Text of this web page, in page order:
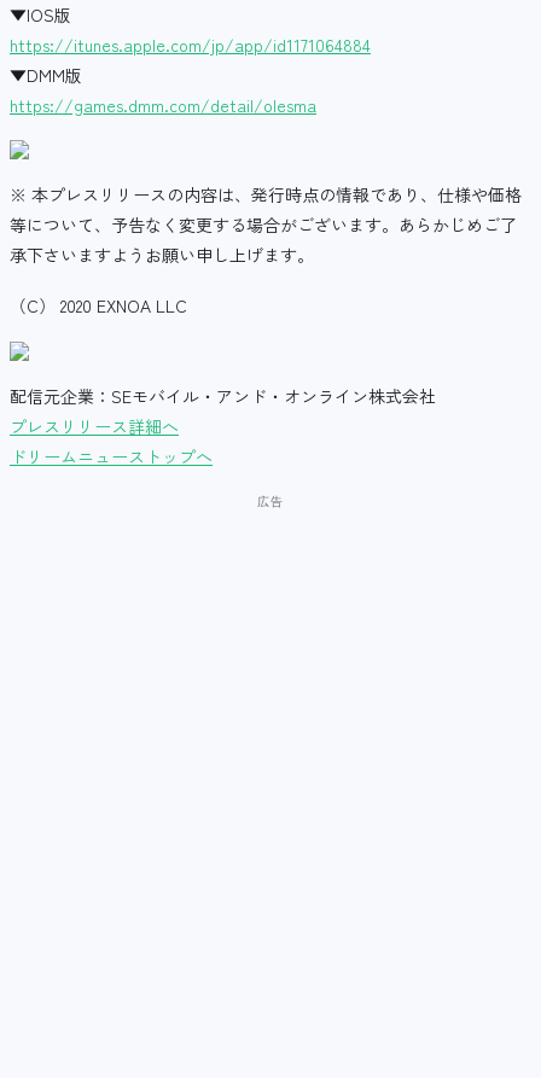
▼IOS版
https://itunes.apple.com/jp/app/id1171064884
▼DMM版
https://games.dmm.com/detail/olesma
※ 本プレスリリースの内容は、発行時点の情報であり、仕様や価格
等について、予告なく変更する場合がございます。あらかじめご了
承下さいますようお願い申し上げます。
（C） 2020 EXNOA LLC
配信元企業：SEモバイル・アンド・オンライン株式会社
プレスリリース詳細へ
ドリームニューストップへ